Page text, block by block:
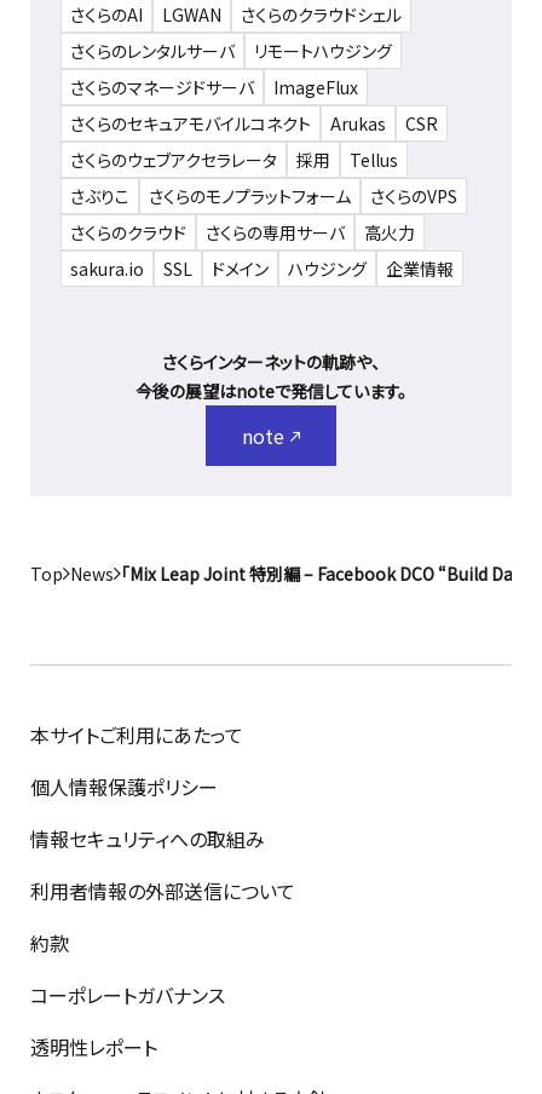
さくらのAI
LGWAN
さくらのクラウドシェル
さくらのレンタルサーバ
リモートハウジング
さくらのマネージドサーバ
ImageFlux
さくらのセキュアモバイルコネクト
Arukas
CSR
さくらのウェブアクセラレータ
採用
Tellus
さぶりこ
さくらのモノプラットフォーム
さくらのVPS
さくらのクラウド
さくらの専用サーバ
高火力
sakura.io
SSL ドメイン ハウジング 企業情報
さくらインターネットの軌跡や、
今後の展望はnoteで発信しています。
note
Top News 「Mix Leap Joint 特別編 – Facebook DCO “Build Day”」
本サイトご利用にあたって
個人情報保護ポリシー
情報セキュリティへの取組み
利用者情報の外部送信について
約款
コーポレートガバナンス
透明性レポート